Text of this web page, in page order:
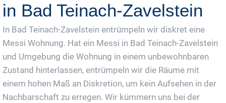
in Bad Teinach-Zavelstein
In Bad Teinach-Zavelstein entrümpeln wir diskret eine
Messi Wohnung. Hat ein Messi in Bad Teinach-Zavelstein
und Umgebung die Wohnung in einem unbewohnbaren
Zustand hinterlassen, entrümpeln wir die Räume mit
einem hohen Maß an Diskretion, um kein Aufsehen in der
Nachbarschaft zu erregen. Wir kümmern uns bei der